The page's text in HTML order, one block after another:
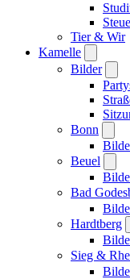
Tier & Wir
Kamelle
Bilder
Bonn
Beuel
Bad
Hardtberg
Sieg &